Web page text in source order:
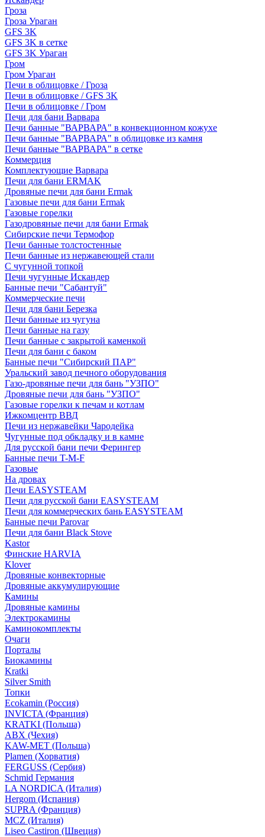
Гроза
Гроза Ураган
GFS 3K
GFS 3K в сетке
GFS 3K Ураган
Гром
Гром Ураган
Печи в облицовке / Гроза
Печи в облицовке / GFS 3K
Печи в облицовке / Гром
Печи для бани Варвара
Печи банные "ВАРВАРА" в конвекционном кожухе
Печи банные "ВАРВАРА" в облицовке из камня
Печи банные "ВАРВАРА" в сетке
Коммерция
Комплектующие Варвара
Печи для бани ERMAK
Дровяные печи для бани Ermak
Газовые печи для бани Ermak
Газовые горелки
Газодровяные печи для бани Ermak
Сибирские печи Термофор
Печи банные толстостенные
Печи банные из нержавеющей стали
С чугунной топкой
Печи чугунные Искандер
Банные печи "Сабантуй"
Коммерческие печи
Печи для бани Березка
Печи банные из чугуна
Печи банные на газу
Печи банные с закрытой каменкой
Печи для бани с баком
Банные печи "Сибирский ПАР"
Уральский завод печного оборудования
Газо-дровяные печи для бань "УЗПО"
Дровяные печи для бань "УЗПО"
Газовые горелки к печам и котлам
Ижкомцентр ВВД
Печи из нержавейки Чародейка
Чугунные под обкладку и в камне
Для русской бани печи Ферингер
Банные печи T-M-F
Газовые
На дровах
Печи EASYSTEAM
Печи для русской бани EASYSTEAM
Печи для коммерческих бань EASYSTEAM
Банные печи Parovar
Печи для бани Black Stove
Kastor
Финские HARVIA
Klover
Дровяные конвекторные
Дровяные аккумулирующие
Камины
Дровяные камины
Электрокамины
Каминокомплекты
Очаги
Порталы
Биокамины
Kratki
Silver Smith
Топки
Ecokamin (Россия)
INVICTA (Франция)
KRATKI (Польша)
ABX (Чехия)
KAW-MET (Польша)
Plamen (Хорватия)
FERGUSS (Сербия)
Schmid Германия
LA NORDICA (Италия)
Hergom (Испания)
SUPRA (Франция)
MCZ (Италия)
Liseo Castiron (Швеция)